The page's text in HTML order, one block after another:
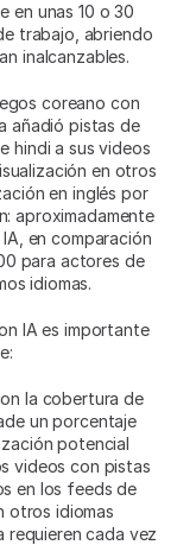
en unas 10 o 30
trabajo, abriendo
inalcanzables.
coreano con
añadió pistas de
hindi a sus videos
en otros
en inglés por
aproximadamente
en comparación
para actores de
idiomas.
IA es importante
la cobertura de
un porcentaje
potencial
videos con pistas
en los feeds de
otros idiomas
requieren cada vez